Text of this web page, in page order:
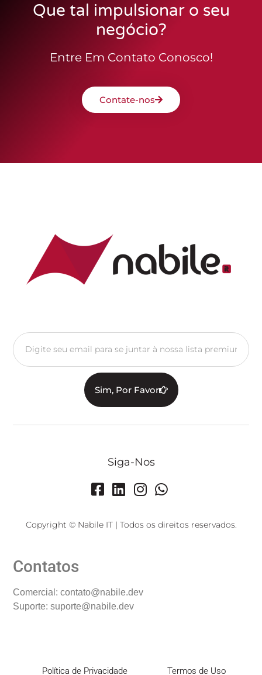
Que tal impulsionar o seu
negócio?
Entre Em Contato Conosco!
Contate-nos
Sim, Por Favor
Siga-Nos
Copyright © Nabile IT | Todos os direitos reservados.
Contatos
Comercial: contato@nabile.dev
Suporte: suporte@nabile.dev
Política de Privacidade Termos de Uso